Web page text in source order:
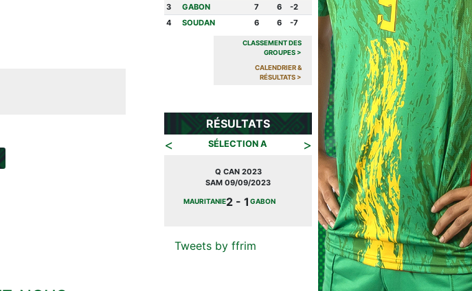
3
GABON 7 6
-2
4
SOUDAN 6 6 -7
CLASSEMENT DES
GROUPES>
CALENDRIER &
RÉSULTATS>
RÉSULTATS
< SÉLECTION A >
JOURNÉE FIFA
MAR 27/09/2022
MAURITANIE 2 -
0
CONGO
Q CAN 2023
SAM 09/09/2023
MAURITANIE2 - 1 GABON